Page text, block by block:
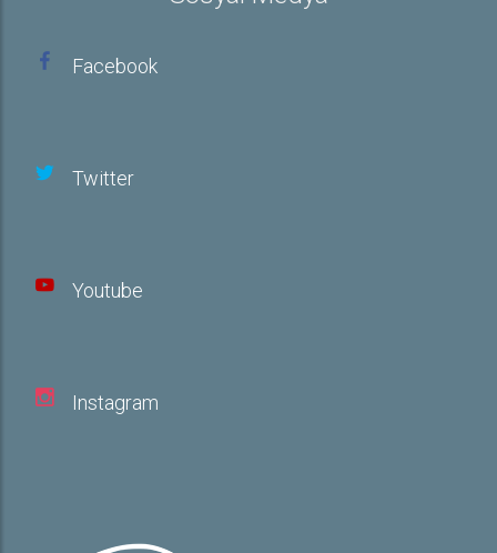
Facebook
Twitter
Youtube
Instagram